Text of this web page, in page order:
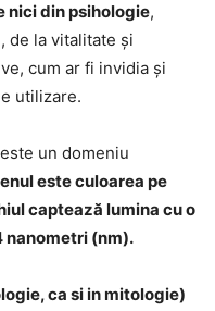
nici din psihologie,
de la vitalitate și
cum ar fi invidia și
utilizare.
un domeniu
este culoarea pe
captează lumina cu o
nanometri (nm).
ca si in mitologie)